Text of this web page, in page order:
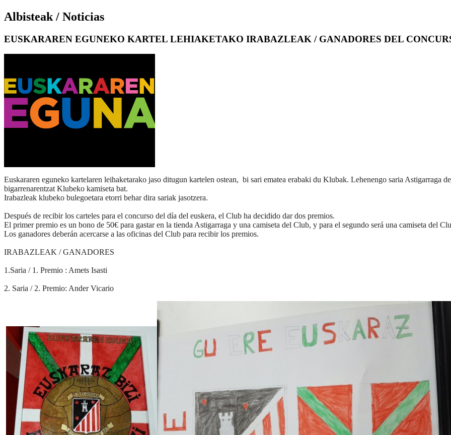
Albisteak / Noticias
EUSKARAREN EGUNEKO KARTEL LEHIAKETAKO IRABAZLEAK / GANADORES DEL
Euskararen eguneko kartelaren leihaketarako jaso ditugun kartelen ostean, bi sari ematea erabaki du Klubak. Lehenengo saria Astigarraga
bigarrenarentzat Klubeko kamiseta bat.
Irabazleak klubeko bulegoetara etorri behar dira sariak jasotzera.
Después de recibir los carteles para el concurso del día del euskera, el Club ha decidido dar dos premios.
El primer premio es un bono de 50€ para gastar en la tienda Astigarraga y una camiseta del Club, y para el segundo será una camiseta del
Los ganadores deberán acercarse a las oficinas del Club para recibir los premios.
IRABAZLEAK / GANADORES
1.Saria / 1. Premio : Amets Isasti
2. Saria / 2. Premio: Ander Vicario